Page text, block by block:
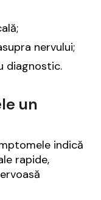
nervului;
diagnostic.
un
indică
rapide,